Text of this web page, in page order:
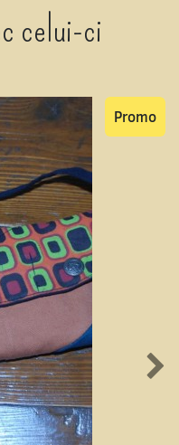
celui-ci
Promo